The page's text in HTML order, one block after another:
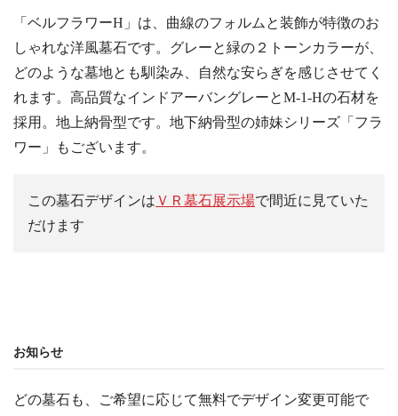
「ベルフラワーH」は、曲線のフォルムと装飾が特徴のお
しゃれな洋風墓石です。グレーと緑の２トーンカラーが、
どのような墓地とも馴染み、自然な安らぎを感じさせてく
れます。高品質なインドアーバングレーとM-1-Hの石材を
採用。地上納骨型です。地下納骨型の姉妹シリーズ「フラ
ワー」もございます。
この墓石デザインは ＶＲ墓石展示場で間近に見ていた
だけます
お知らせ
どの墓石も、ご希望に応じて無料でデザイン変更可能で